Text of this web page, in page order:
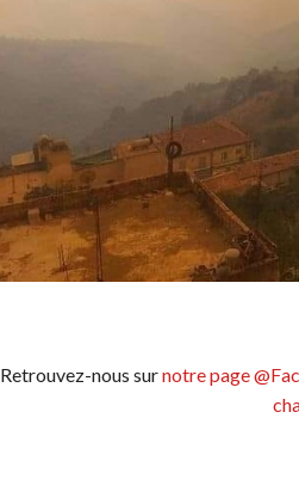
Retrouvez-nous surnotre page